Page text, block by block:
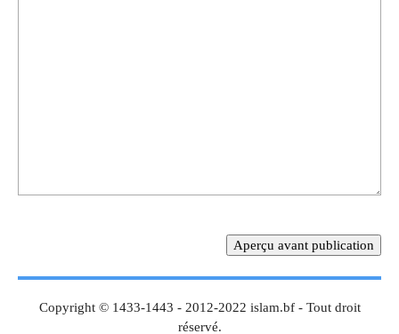
Copyright © 1433-1443 - 2012-2022 islam.bf - Tout droit
réservé.